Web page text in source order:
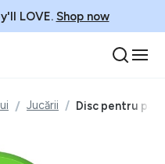
LOVE. Shop now
Jucării